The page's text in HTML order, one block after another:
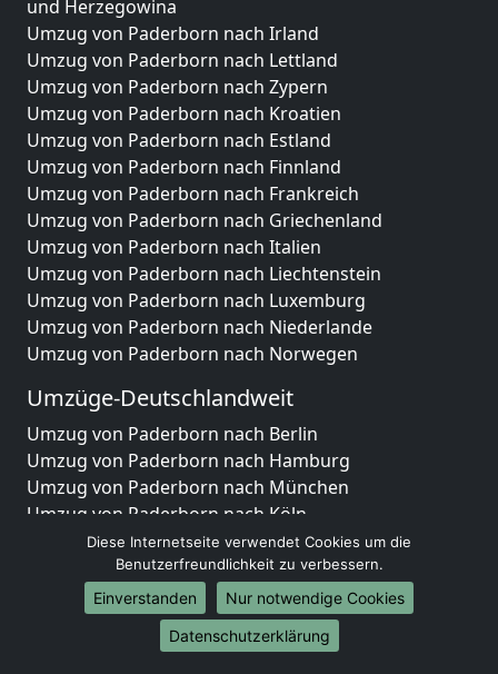
und Herzegowina
Umzug von Paderborn nach Irland
Umzug von Paderborn nach Lettland
Umzug von Paderborn nach Zypern
Umzug von Paderborn nach Kroatien
Umzug von Paderborn nach Estland
Umzug von Paderborn nach Finnland
Umzug von Paderborn nach Frankreich
Umzug von Paderborn nach Griechenland
Umzug von Paderborn nach Italien
Umzug von Paderborn nach Liechtenstein
Umzug von Paderborn nach Luxemburg
Umzug von Paderborn nach Niederlande
Umzug von Paderborn nach Norwegen
Umzüge-Deutschlandweit
Umzug von Paderborn nach Berlin
Umzug von Paderborn nach Hamburg
Umzug von Paderborn nach München
Umzug von Paderborn nach Köln
Umzug von Paderborn nach Frankfurt am Main
Umzug von Paderborn nach Stuttgart
Umzug von Paderborn nach Düsseldorf
Umzug von Paderborn nach Leipzig
Umzug von Paderborn nach Dortmund
Diese Internetseite verwendet Cookies um die
Benutzerfreundlichkeit zu verbessern.
Einverstanden
Nur notwendige Cookies
Datenschutzerklärung